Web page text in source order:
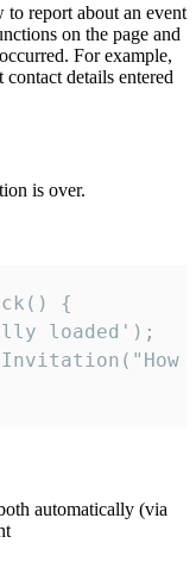
to report about an event
on the page and
For example,
details entered
is over.
{
loaded');
automatically (via